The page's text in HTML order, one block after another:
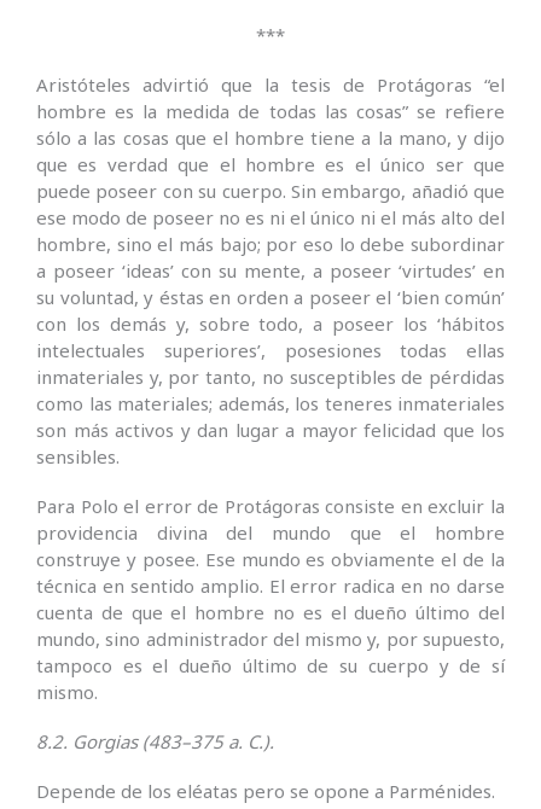
***
Aristóteles advirtió que la tesis de Protágoras “el
hombre es la medida de todas las cosas” se refiere
sólo a las cosas que el hombre tiene a la mano, y dijo
que es verdad que el hombre es el único ser que
puede poseer con su cuerpo. Sin embargo, añadió que
ese modo de poseer no es ni el único ni el más alto del
hombre, sino el más bajo; por eso lo debe subordinar
a poseer ‘ideas’ con su mente, a poseer ‘virtudes’ en
su voluntad, y éstas en orden a poseer el ‘bien común’
con los demás y, sobre todo, a poseer los ‘hábitos
intelectuales superiores’, posesiones todas ellas
inmateriales y, por tanto, no susceptibles de pérdidas
como las materiales; además, los teneres inmateriales
son más activos y dan lugar a mayor felicidad que los
sensibles.
Para Polo el error de Protágoras consiste en excluir la
providencia divina del mundo que el hombre
construye y posee. Ese mundo es obvia­mente el de la
técnica en sentido amplio. El error radica en no darse
cuenta de que el hombre no es el dueño último del
mundo, sino administrador del mismo y, por supuesto,
tampoco es el dueño último de su cuerpo y de sí
mismo.
8.2. Gorgias (483–375 a. C.).
Depende de los eléatas pero se opone a Parménides.